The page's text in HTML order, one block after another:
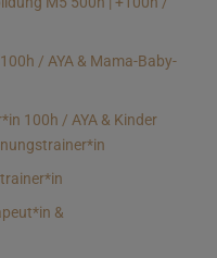
/ AYA & Mama-Baby-
100h / AYA & Kinder
&